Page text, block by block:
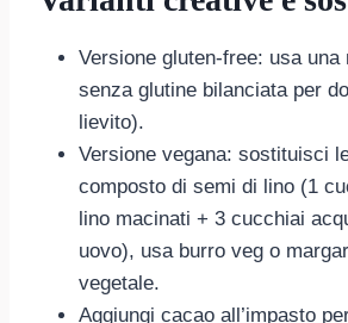
Versione gluten-free: usa
senza glutine bilanciata per
lievito).
Versione vegana: sostituisci
composto di semi di lino (1
lino macinati + 3 cucchiai
uovo), usa burro veg o
vegetale.
Aggiungi cacao all’impasto